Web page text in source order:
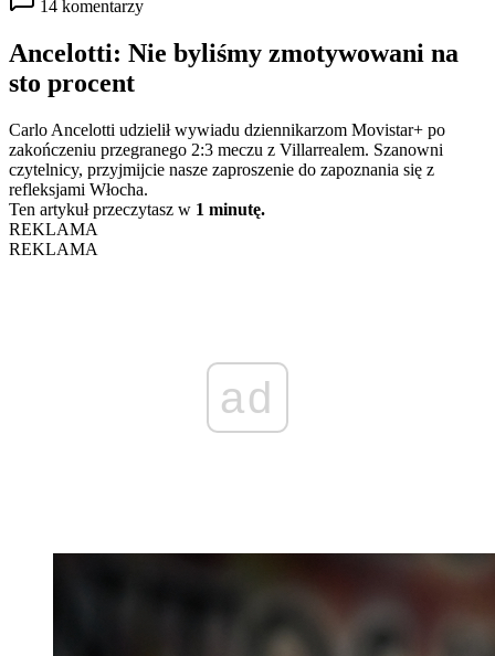
14 komentarzy
Ancelotti: Nie byliśmy zmotywowani na
sto procent
Carlo Ancelotti udzielił wywiadu dziennikarzom Movistar+ po
zakończeniu przegranego 2:3 meczu z Villarrealem. Szanowni
czytelnicy, przyjmijcie nasze zaproszenie do zapoznania się z
refleksjami Włocha.
Ten artykuł przeczytasz w 1 minutę.
REKLAMA
REKLAMA
ad